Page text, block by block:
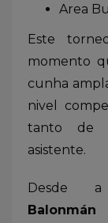
Area
Este
momento
cunha
nivel
tanto de
asistente.
Desde
Balonmán